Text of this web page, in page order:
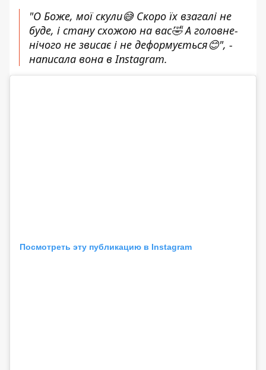
"О Боже, мої скули😅 Скоро їх взагалі не
буде, і стану схожою на вас🤣 А головне-
нічого не звисає і не деформується😊", -
написала вона в Instagram.
Посмотреть эту публикацию в Instagram